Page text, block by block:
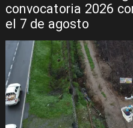
convocatoria 2026
el 7 de agosto